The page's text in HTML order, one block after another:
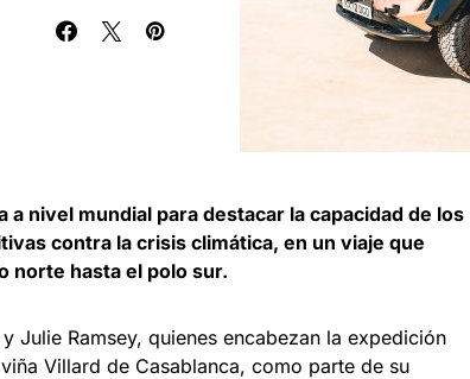
nivel mundial para destacar la capacidad de los
contra la crisis climática, en un viaje que
norte hasta el polo sur.
Julie Ramsey, quienes encabezan la expedición
Villard de Casablanca, como parte de su